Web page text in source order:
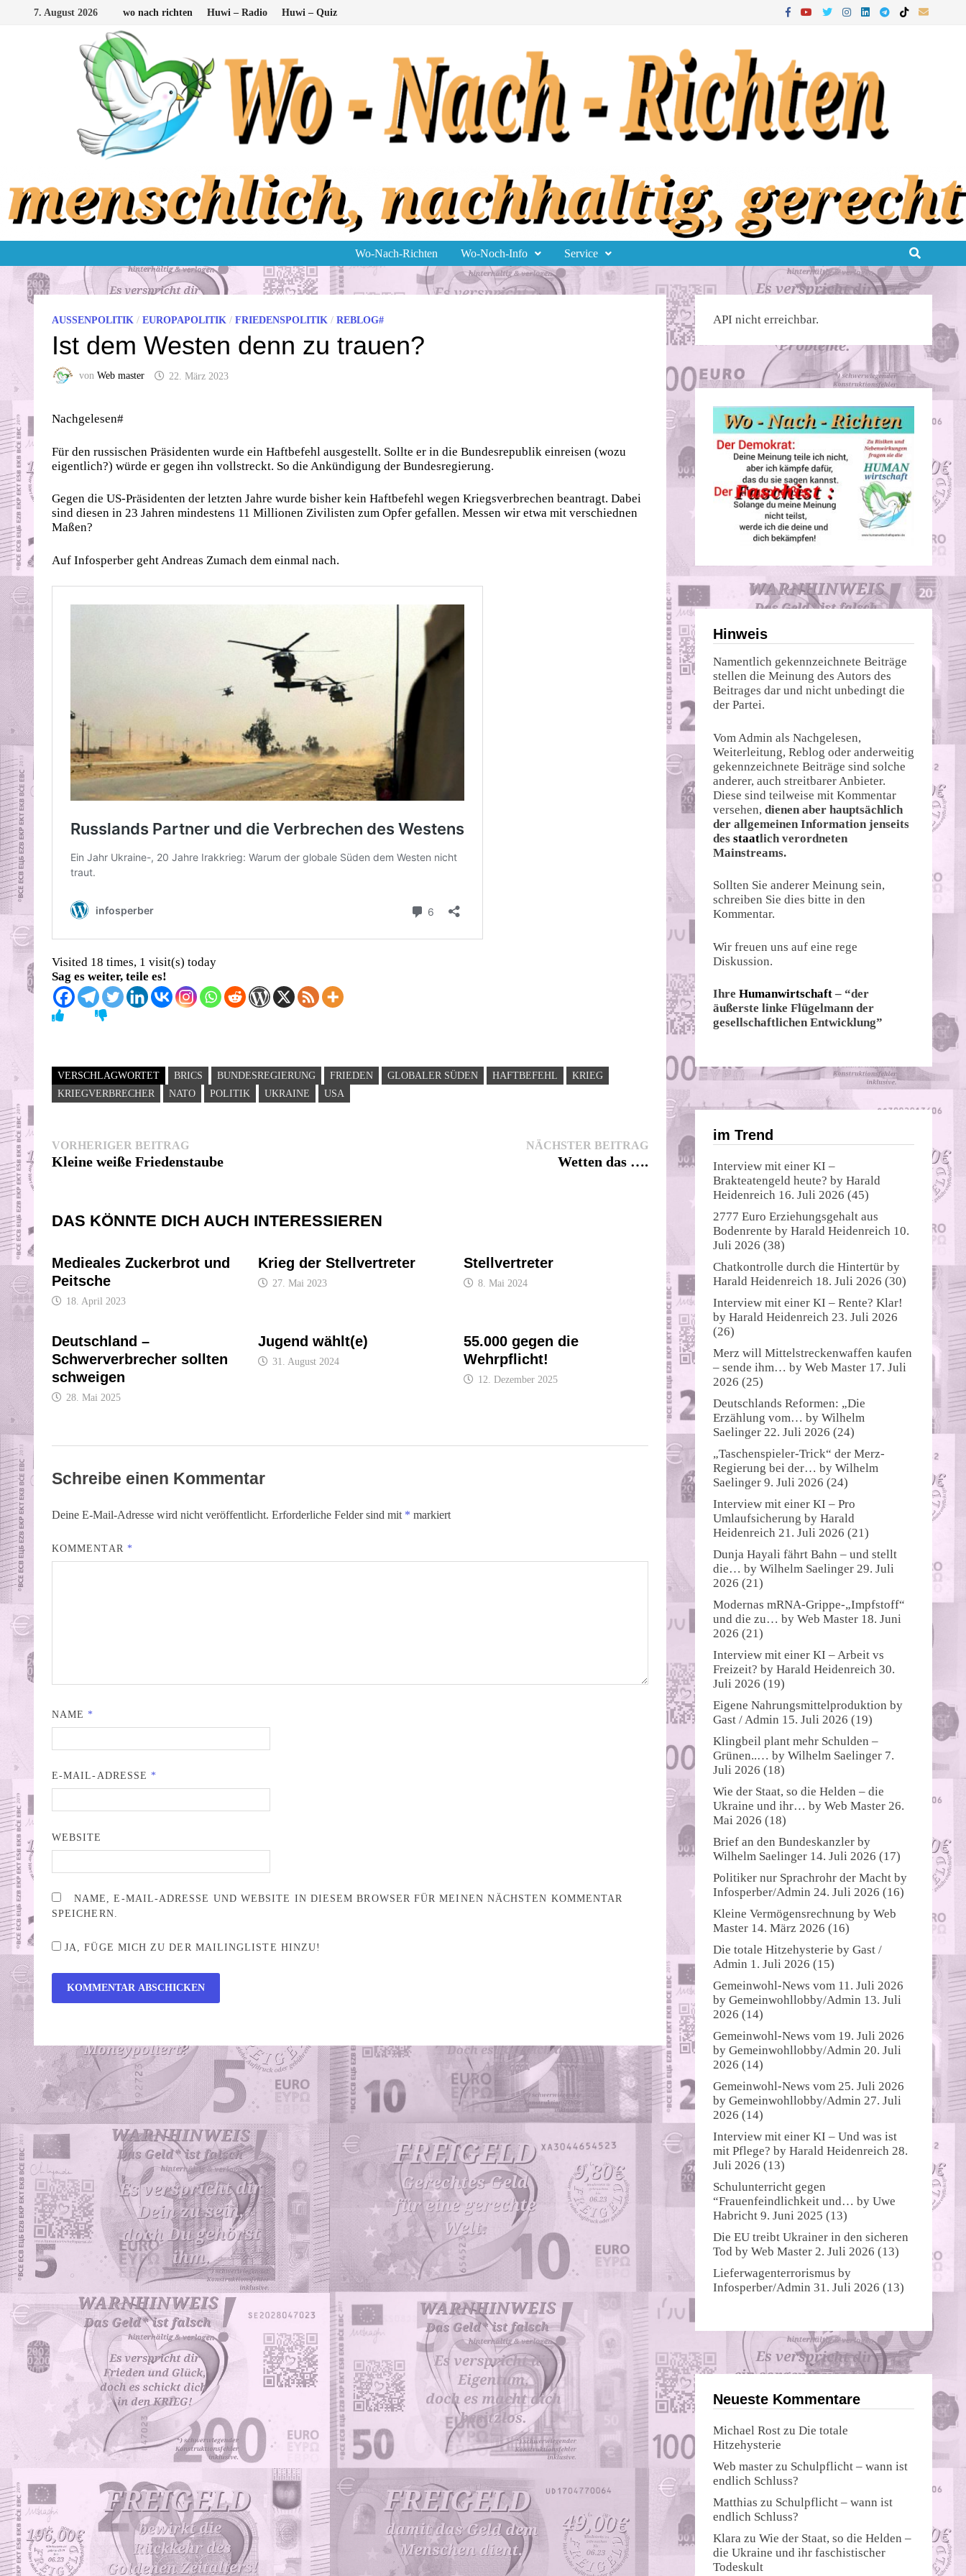
7. August 2026 wo nach richten Huwi – Radio Huwi – Quiz
Wo-Nach-Richten Wo-Noch-Info Service
AUSSENPOLITIK / EUROPAPOLITIK / FRIEDENSPOLITIK / REBLOG#
Ist dem Westen denn zu trauen?
von Web master 22. März 2023
Nachgelesen#
Für den russischen Präsidenten wurde ein Haftbefehl ausgestellt. Sollte er in die Bundesrepublik einreisen (wozu
eigentlich?) würde er gegen ihn vollstreckt. So die Ankündigung der Bundesregierung.
Gegen die US-Präsidenten der letzten Jahre wurde bisher kein Haftbefehl wegen Kriegsverbrechen beantragt. Dabei
sind diesen in 23 Jahren mindestens 11 Millionen Zivilisten zum Opfer gefallen. Messen wir etwa mit verschiednen
Maßen?
Auf Infosperber geht Andreas Zumach dem einmal nach.
Visited 18 times, 1 visit(s) today
Sag es weiter, teile es!
VERSCHLAGWORTET BRICS BUNDESREGIERUNG FRIEDEN GLOBALER SÜDEN HAFTBEFEHL
KRIEG
KRIEGVERBRECHER
NATO POLITIK UKRAINE USA
Beitragsnavigation
VORHERIGER BEITRAGVorheriger
Beitrag:
Kleine weiße Friedenstaube
NÄCHSTER BEITRAGNächster
Beitrag:
Wetten das ….
DAS KÖNNTE DICH AUCH INTERESSIEREN
Medieales Zuckerbrot und
Peitsche
18. April 2023
Krieg der Stellvertreter
27. Mai 2023
Stellvertreter
8. Mai 2024
Deutschland –
Schwerverbrecher sollten
schweigen
28. Mai 2025
Jugend wählt(e)
31. August 2024
55.000 gegen die
Wehrpflicht!
12. Dezember 2025
Schreibe einen Kommentar
Deine E-Mail-Adresse wird nicht veröffentlicht. Erforderliche Felder sind mit * markiert
KOMMENTAR *
NAME *
E-MAIL-ADRESSE *
WEBSITE
NAME, E-MAIL-ADRESSE UND WEBSITE IN DIESEM BROWSER FÜR MEINEN NÄCHSTEN KOMMENTAR
SPEICHERN.
JA, FÜGE MICH ZU DER MAILINGLISTE HINZU!
API nicht erreichbar.
Hinweis
Namentlich gekennzeichnete Beiträge
stellen die Meinung des Autors des
Beitrages dar und nicht unbedingt die
der Partei.
Vom Admin als Nachgelesen,
Weiterleitung, Reblog oder anderweitig
gekennzeichnete Beiträge sind solche
anderer, auch streitbarer Anbieter.
Diese sind teilweise mit Kommentar
versehen, dienen aber hauptsächlich
der allgemeinen Information jenseits
des staatlich verordneten
Mainstreams.
Sollten Sie anderer Meinung sein,
schreiben Sie dies bitte in den
Kommentar.
Wir freuen uns auf eine rege
Diskussion.
Ihre Humanwirtschaft – “der
äußerste linke Flügelmann der
gesellschaftlichen Entwicklung”
im Trend
Interview mit einer KI –
Brakteatengeld heute? by Harald
Heidenreich 16. Juli 2026 (45)
2777 Euro Erziehungsgehalt aus
Bodenrente by Harald Heidenreich 10.
Juli 2026 (38)
Chatkontrolle durch die Hintertür by
Harald Heidenreich 18. Juli 2026 (30)
Interview mit einer KI – Rente? Klar!
by Harald Heidenreich 23. Juli 2026
(26)
Merz will Mittelstreckenwaffen kaufen
– sende ihm… by Web Master 17. Juli
2026 (25)
Deutschlands Reformen: „Die
Erzählung vom… by Wilhelm
Saelinger 22. Juli 2026 (24)
„Taschenspieler-Trick“ der Merz-
Regierung bei der… by Wilhelm
Saelinger 9. Juli 2026 (24)
Interview mit einer KI – Pro
Umlaufsicherung by Harald
Heidenreich 21. Juli 2026 (21)
Dunja Hayali fährt Bahn – und stellt
die… by Wilhelm Saelinger 29. Juli
2026 (21)
Modernas mRNA-Grippe-„Impfstoff“
und die zu… by Web Master 18. Juni
2026 (21)
Interview mit einer KI – Arbeit vs
Freizeit? by Harald Heidenreich 30.
Juli 2026 (19)
Eigene Nahrungsmittelproduktion by
Gast / Admin 15. Juli 2026 (19)
Klingbeil plant mehr Schulden –
Grünen..… by Wilhelm Saelinger 7.
Juli 2026 (18)
Wie der Staat, so die Helden – die
Ukraine und ihr… by Web Master 26.
Mai 2026 (18)
Brief an den Bundeskanzler by
Wilhelm Saelinger 14. Juli 2026 (17)
Politiker nur Sprachrohr der Macht by
Infosperber/Admin 24. Juli 2026 (16)
Kleine Vermögensrechnung by Web
Master 14. März 2026 (16)
Die totale Hitzehysterie by Gast /
Admin 1. Juli 2026 (15)
Gemeinwohl-News vom 11. Juli 2026
by Gemeinwohllobby/Admin 13. Juli
2026 (14)
Gemeinwohl-News vom 19. Juli 2026
by Gemeinwohllobby/Admin 20. Juli
2026 (14)
Gemeinwohl-News vom 25. Juli 2026
by Gemeinwohllobby/Admin 27. Juli
2026 (14)
Interview mit einer KI – Und was ist
mit Pflege? by Harald Heidenreich 28.
Juli 2026 (13)
Schulunterricht gegen
“Frauenfeindlichkeit und… by Uwe
Habricht 9. Juni 2025 (13)
Die EU treibt Ukrainer in den sicheren
Tod by Web Master 2. Juli 2026 (13)
Lieferwagenterrorismus by
Infosperber/Admin 31. Juli 2026 (13)
Neueste Kommentare
Michael Rost zu Die totale
Hitzehysterie
Web master zu Schulpflicht – wann ist
endlich Schluss?
Matthias zu Schulpflicht – wann ist
endlich Schluss?
Klara zu Wie der Staat, so die Helden –
die Ukraine und ihr faschistischer
Todeskult